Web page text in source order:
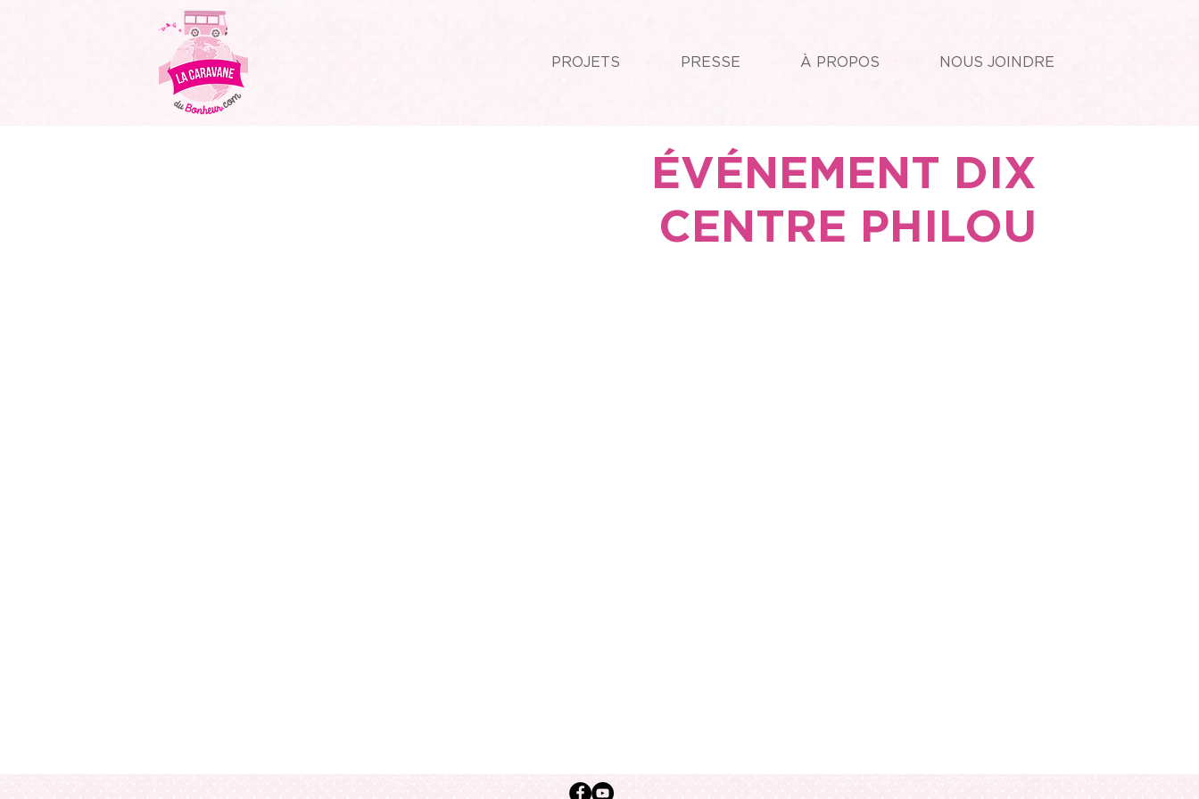
PROJETS PRESSE À PROPOS NOUS JOINDRE
ÉVÉNEMENT DIX
CENTRE PHILOU